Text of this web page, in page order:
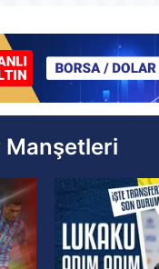
Manşetleri